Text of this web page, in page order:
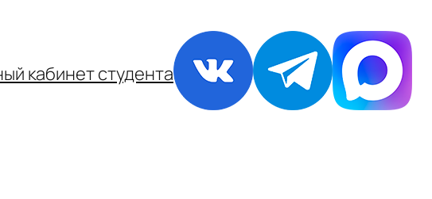
кабинет студента